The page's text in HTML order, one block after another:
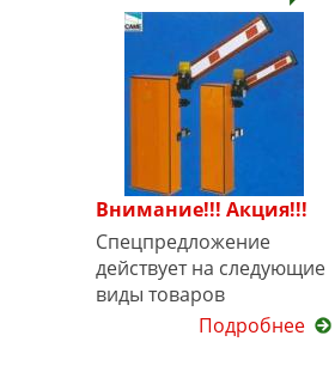
Внимание!!! Акция!!!
Спецпредложение
действует на следующие
виды товаров
Подробнее